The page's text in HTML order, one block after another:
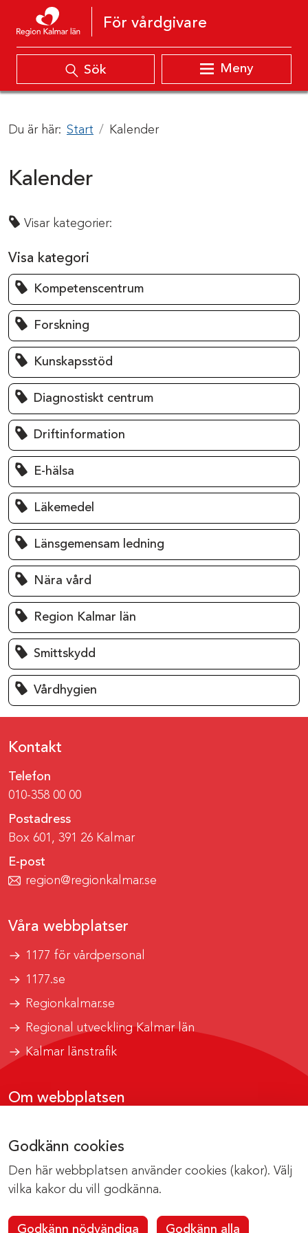
Godkänn cookies
Den här webbplatsen använder cookies (kakor). Välj
vilka kakor du vill godkänna.
Godkänn nödvändiga Godkänn alla
Hoppa till innehåll
För vårdgivare
Sök Meny
Du är här: Start Kalender
Kalender
Visar kategorier:
Visa kategori
Kompetenscentrum
Forskning
Kunskapsstöd
Diagnostiskt centrum
Driftinformation
E-hälsa
Läkemedel
Länsgemensam ledning
Nära vård
Region Kalmar län
Smittskydd
Vårdhygien
Kontakt
Telefon
010-358 00 00
Postadress
Box 601, 391 26 Kalmar
E-post
region@regionkalmar.se
Våra webbplatser
1177 för vårdpersonal
1177.se
Regionkalmar.se
Regional utveckling Kalmar län
Kalmar länstrafik
Om webbplatsen
Om cookies
Kontakta webbredaktionen